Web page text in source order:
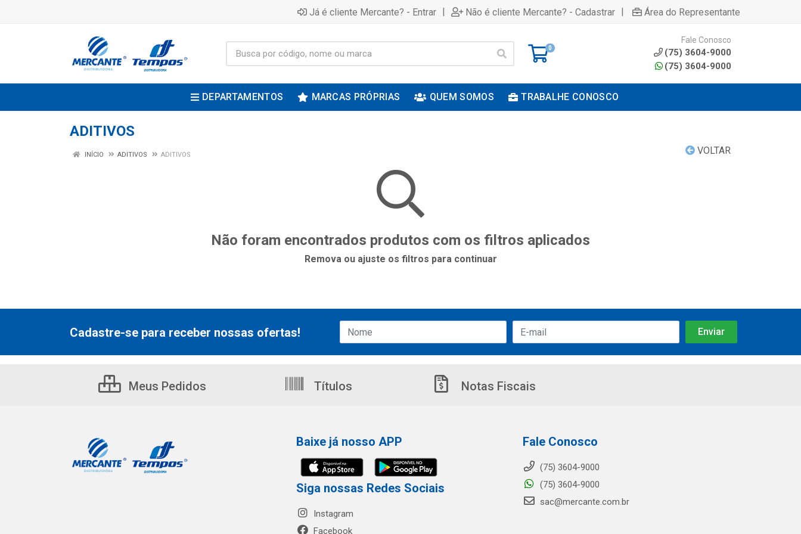
Já é cliente Mercante? - Entrar | Não é cliente Mercante? - Cadastrar | Área do Representante
0
Fale Conosco
(75) 3604-9000
(75) 3604-9000
DEPARTAMENTOS MARCAS PRÓPRIAS QUEM SOMOS TRABALHE CONOSCO
ADITIVOS
VOLTAR
INÍCIO ADITIVOS ADITIVOS
Não foram encontrados produtos com os filtros aplicados
Remova ou ajuste os filtros para continuar
Cadastre-se para receber nossas ofertas!
Meus Pedidos Títulos Notas Fiscais
Baixe já nosso APP
Siga nossas Redes Sociais
Instagram
Facebook
Fale Conosco
(75) 3604-9000
(75) 3604-9000
sac@mercante.com.br